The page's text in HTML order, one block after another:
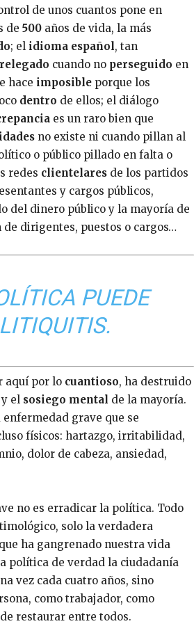
de unos cuantos pone en
de 500 años de vida, la más
; el idioma español, tan
relegado cuando no perseguido en
hace imposible porque los
dentro de ellos; el diálogo
es un raro bien que
no existe ni cuando pillan al
o público pillado en falta o
redes clientelares de los partidos
y cargos públicos,
del dinero público y la mayoría de
dirigentes, puestos o cargos…
PUEDE
aquí por lo cuantioso, ha destruido
el sosiego mental de la mayoría.
grave que se
físicos: hartazgo, irritabilidad,
dolor de cabeza, ansiedad,
no es erradicar la política. Todo
solo la verdadera
que ha gangrenado nuestra vida
política de verdad la ciudadanía
vez cada cuatro años, sino
como trabajador, como
restaurar entre todos.